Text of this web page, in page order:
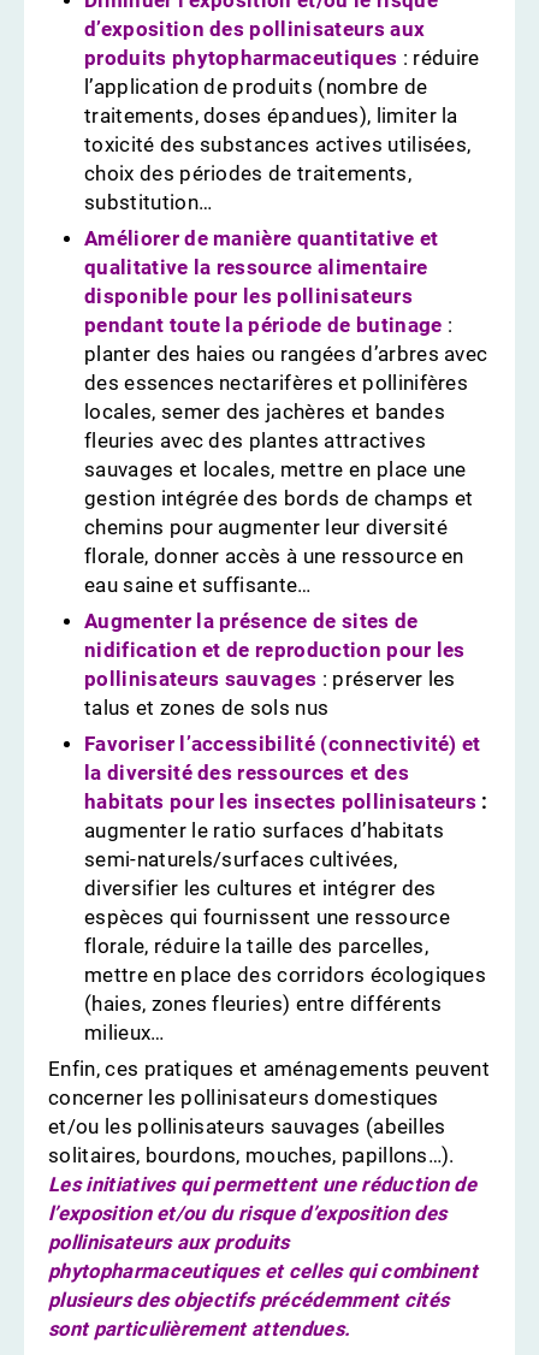
d’exposition des pollinisateurs aux
produits phytopharmaceutiques : réduire
l’application de produits (nombre de
traitements, doses épandues), limiter la
toxicité des substances actives utilisées,
choix des périodes de traitements,
substitution…
Améliorer de manière quantitative et
qualitative la ressource alimentaire
disponible pour les pollinisateurs
pendant toute la période de butinage :
planter des haies ou rangées d’arbres avec
des essences nectarifères et pollinifères
locales, semer des jachères et bandes
fleuries avec des plantes attractives
sauvages et locales, mettre en place une
gestion intégrée des bords de champs et
chemins pour augmenter leur diversité
florale, donner accès à une ressource en
eau saine et suffisante…
Augmenter la présence de sites de
nidification et de reproduction pour les
pollinisateurs sauvages : préserver les
talus et zones de sols nus
Favoriser l’accessibilité (connectivité) et
la diversité des ressources et des
habitats pour les insectes pollinisateurs :
augmenter le ratio surfaces d’habitats
semi-naturels/surfaces cultivées,
diversifier les cultures et intégrer des
espèces qui fournissent une ressource
florale, réduire la taille des parcelles,
mettre en place des corridors écologiques
(haies, zones fleuries) entre différents
milieux…
Enfin, ces pratiques et aménagements peuvent
concerner les pollinisateurs domestiques
et/ou les pollinisateurs sauvages (abeilles
solitaires, bourdons, mouches, papillons…).
Les initiatives qui permettent une réduction de
l’exposition et/ou du risque d’exposition des
pollinisateurs aux produits
phytopharmaceutiques et celles qui combinent
plusieurs des objectifs précédemment cités
sont particulièrement attendues.